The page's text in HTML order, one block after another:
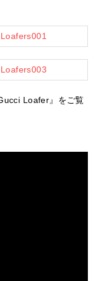
Loafer』をご覧